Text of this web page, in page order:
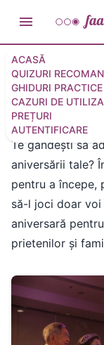
ACASĂ
QUIZURI
GHIDURI PRACTICE
CAZURI DE
PREȚURI
AUTENTIFICARE
Cazuri de utilizare
Cum să creezi
Te gândești să
aniversării tale?
pentru a începe,
să-l joci doar
aniversară
prietenilor și